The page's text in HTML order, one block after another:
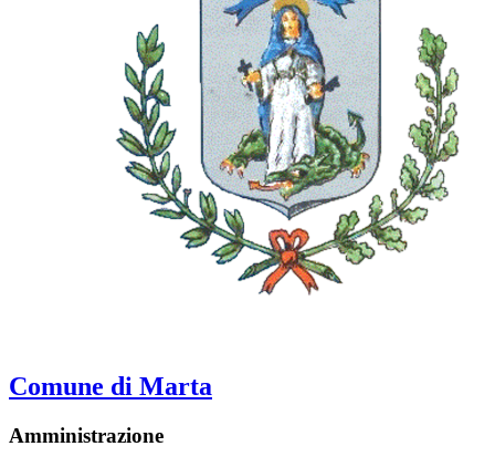
Comune di Marta
Amministrazione